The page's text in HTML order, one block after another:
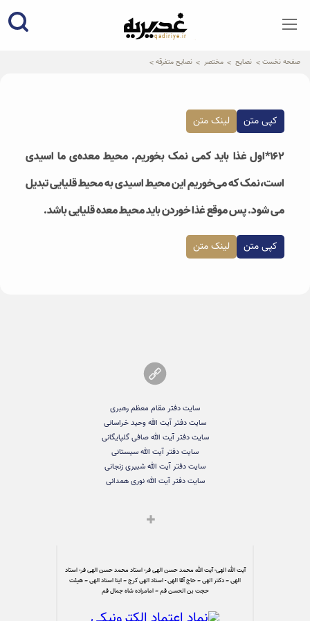
qadiriye.ir
نشریه ی غدیریه-بیانات استاد
صفحه نخست نصایح مختصر نصایح متفرقه
کپی متن لینک متن
۱۶۲*اول غذا باید کمی نمک بخوریم. محیط معده‌ی ما اسیدی
است،نمک که می‌خوریم این محیط اسیدی به محیط قلیایی تبدیل
می شود. پس موقع غذا خوردن باید محیط معده قلیایی باشد.
کپی متن لینک متن
سایت دفتر مقام معظم رهبری
سایت دفتر آیت الله وحید خراسانی
سایت دفتر آیت الله صافی گلپایگانی
سایت دفتر آیت الله سیستانی
سایت دفتر آیت الله شبیری زنجانی
سایت دفتر آیت الله نوری همدانی
آیت الله الهی- آیت الله محمد حسن الهی فر- استاد محمد حسن الهی فر- استاد
الهی – دکتر الهی – حاج آقا الهی - استاد الهی کرج – ایتا استاد الهی – هیئت
حجت بن الحسن قم – امامزاده شاه جمال قم